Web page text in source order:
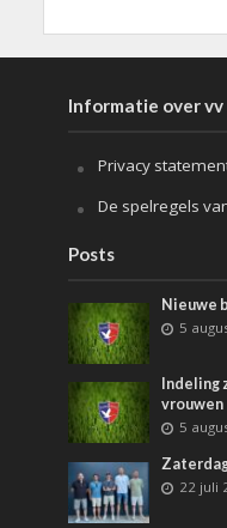
Informatie over
Privacy
De spelregels
Posts
Nieuwe
5
Indeling
vrouwen
5
22 juli